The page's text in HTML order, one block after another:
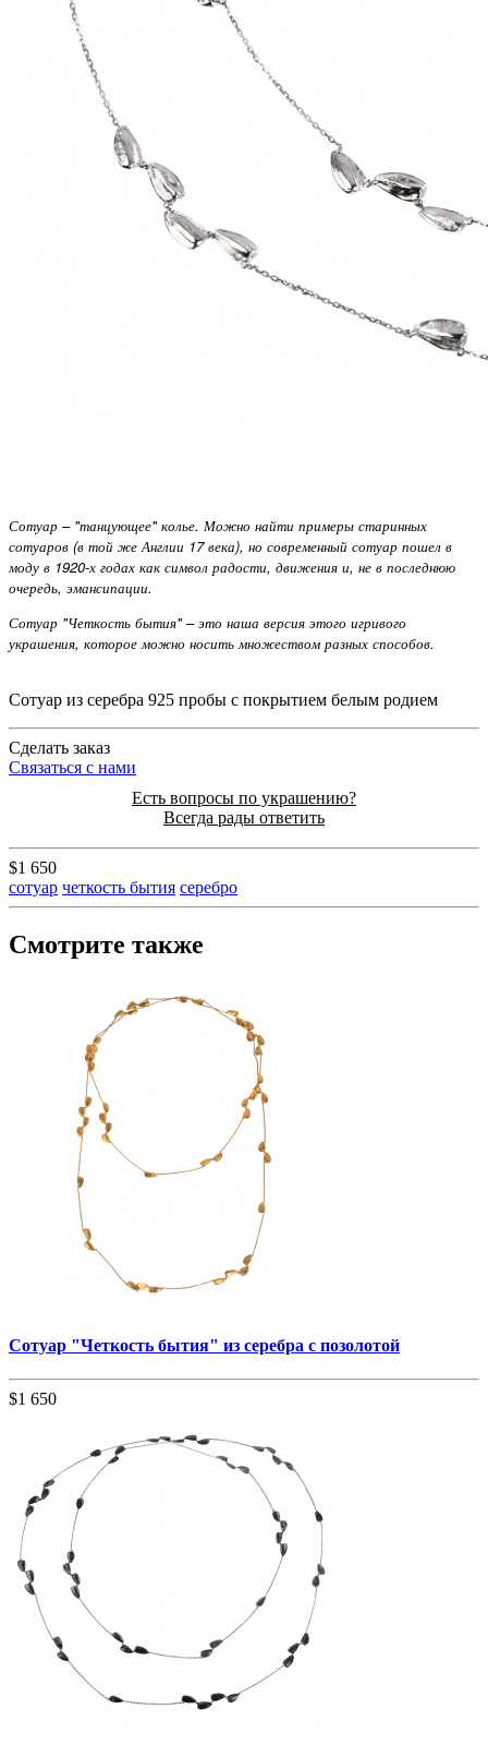
Сотуар – "танцующее" колье. Можно найти примеры старинных
сотуаров (в той же Англии 17 века), но современный сотуар пошел в
моду в 1920-х годах как символ радости, движения и, не в последнюю
очередь, эмансипации.
Сотуар "Четкость бытия" – это наша версия этого игривого
украшения, которое можно носить множеством разных способов.
Сотуар из серебра 925 пробы с покрытием белым родием
Cделать заказ
Cвязаться с нами
Есть вопросы по украшению?
Всегда рады ответить
$1 650
сотуар четкость бытия серебро
Смотрите также
Сотуар "Четкость бытия" из серебра с позолотой
$1 650